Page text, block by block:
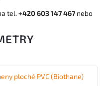
tel.+420 603 147 467 nebo
ploché PVC (Biothane)